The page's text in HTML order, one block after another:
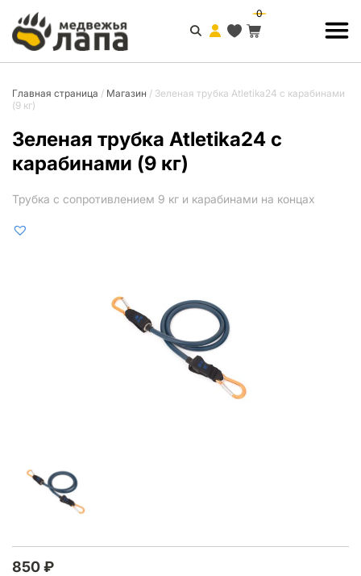
0
Главная страница / Магазин / Зеленая трубка Atletika24 с карабинами
(9 кг)
Зеленая трубка Atletika24 с
карабинами (9 кг)
Трубка с сопротивлением 9 кг и карабинами на концах
850₽